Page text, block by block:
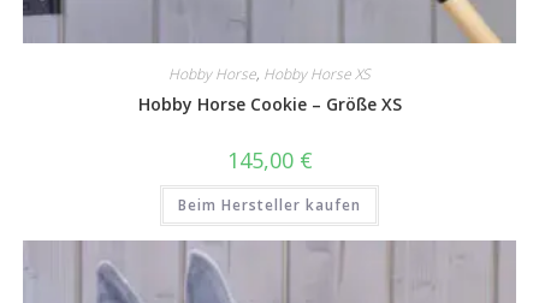
Hobby Horse, Hobby Horse XS
Hobby Horse Cookie – Größe XS
145,00 €
Beim Hersteller kaufen